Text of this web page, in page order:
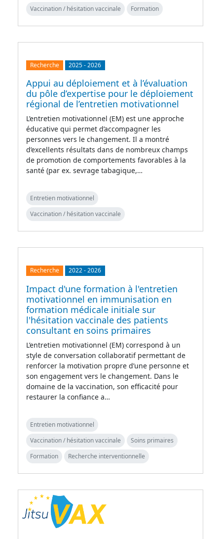
Vaccination / hésitation vaccinale
Formation
Recherche 2025-2026
Appui au déploiement et à l’évaluation
du pôle d’expertise pour le déploiement
régional de l’entretien motivationnel
L’entretien motivationnel (EM) est une approche
éducative qui permet d’accompagner les
personnes vers le changement. Il a montré
d’excellents résultats dans de nombreux champs
de promotion de comportements favorables à la
santé (par ex. sevrage tabagique,…
Entretien motivationnel
Vaccination / hésitation vaccinale
Recherche 2022-2026
Impact d'une formation à l'entretien
motivationnel en immunisation en
formation médicale initiale sur
l'hésitation vaccinale des patients
consultant en soins primaires
L’entretien motivationnel (EM) correspond à un
style de conversation collaboratif permettant de
renforcer la motivation propre d’une personne et
son engagement vers le changement. Dans le
domaine de la vaccination, son efficacité pour
restaurer la confiance a…
Entretien motivationnel
Vaccination / hésitation vaccinale
Soins primaires
Formation
Recherche interventionnelle